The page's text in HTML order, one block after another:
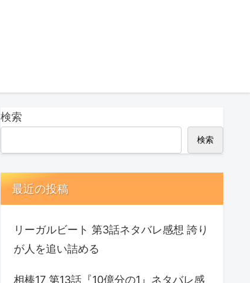
検索
検索
最近の投稿
リーガルビート 第3話ネタバレ感想 誇り
が人を追い詰める
相棒17 第13話『10億分の1』ネタバレ感